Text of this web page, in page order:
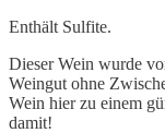
Enthält Sulfite.
Dieser Wein wurde
Weingut ohne
Wein hier zu einem
damit!